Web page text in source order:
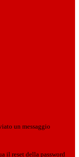
un messaggio
il reset della password